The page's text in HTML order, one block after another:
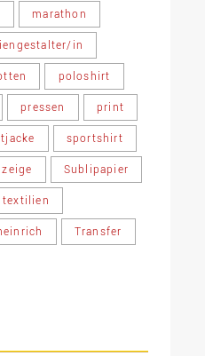
marathon
in
poloshirt
pressen print
sportshirt
Sublipapier
textilien
Transfer